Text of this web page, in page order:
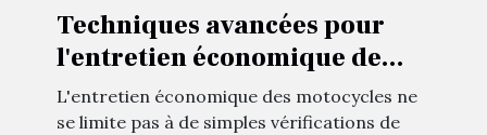
Techniques avancées pour
l'entretien économique de
motocycles
L'entretien économique des motocycles ne
se limite pas à de simples vérifications de